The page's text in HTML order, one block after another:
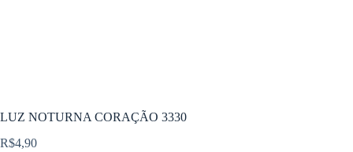
LUZ NOTURNA CORAÇÃO 3330
R$4,90